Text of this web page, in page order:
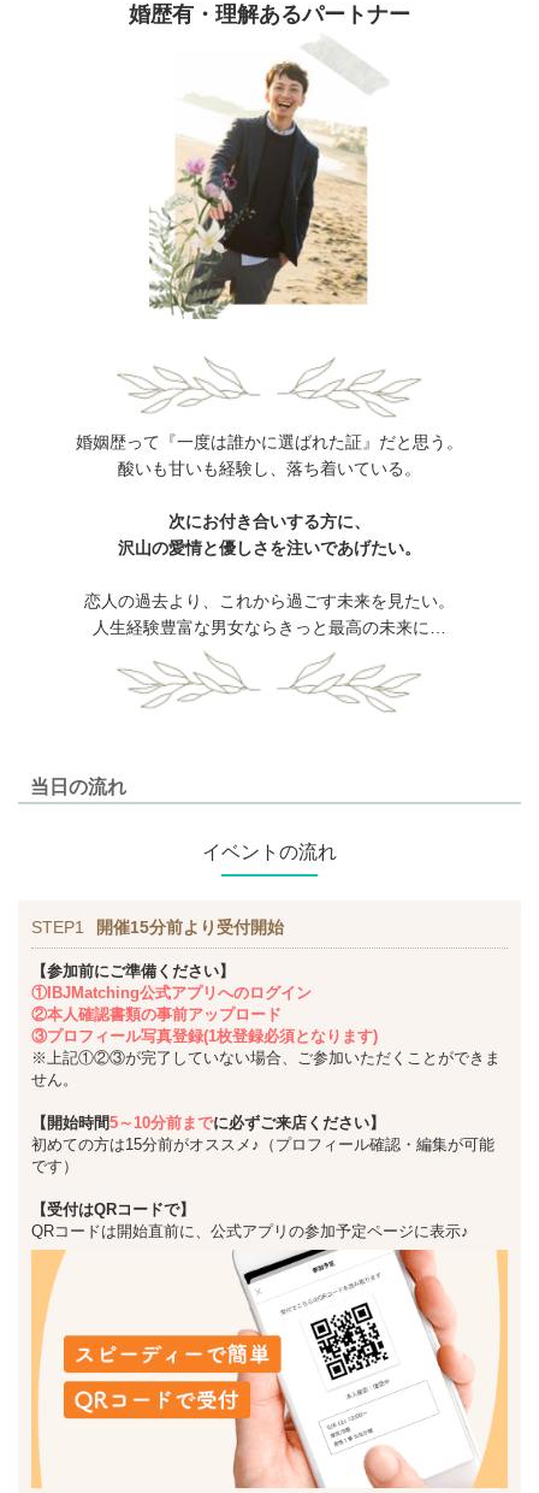
婚歴有・理解あるパートナー
婚姻歴って『一度は誰かに選ばれた証』だと思う。
酸いも甘いも経験し、落ち着いている。
次にお付き合いする方に、
沢山の愛情と優しさを注いであげたい。
恋人の過去より、これから過ごす未来を見たい。
人生経験豊富な男女ならきっと最高の未来に…
当日の流れ
イベントの流れ
STEP1 開催15分前より受付開始
【参加前にご準備ください】
①IBJMatching公式アプリへのログイン
②本人確認書類の事前アップロード
③プロフィール写真登録(1枚登録必須となります)
※上記①②③が完了していない場合、ご参加いただくことができま
せん。
【開始時間5～10分前までに必ずご来店ください】
初めての方は15分前がオススメ♪（プロフィール確認・編集が可能
です）
【受付はQRコードで】
QRコードは開始直前に、公式アプリの参加予定ページに表示♪